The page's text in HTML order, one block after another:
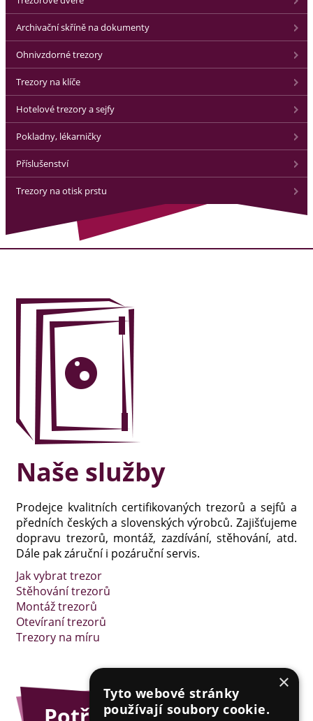
Archivační skříně na dokumenty
Ohnivzdorné trezory
Trezory na klíče
Hotelové trezory a sejfy
Pokladny, lékarničky
Příslušenství
Trezory na otisk prstu
Naše služby
Prodejce kvalitních certifikovaných trezorů a sejfů a
předních českých a slovenských výrobců. Zajišťujeme
dopravu trezorů, montáž, zazdívání, stěhování, atd.
Dále pak záruční i pozáruční servis.
Jak vybrat trezor
Stěhování trezorů
Montáž trezorů
Otevíraní trezorů
Trezory na míru
×
Tyto webové stránky
používají soubory cookie.